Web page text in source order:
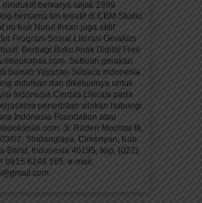
produktif berkarya sejak 1999
bersama tim kreatif di CBM Studio
ini Kak Nurul Ihsan juga aktif
Program Sosial Literasi Gerakan
Berbagi Buku Anak Digital Free
Sebuah gerakan
bawah Yayasan Sebaca Indonesia
didirikan dan diketuainya untuk
Indonesia Cerdas Literasi pada
penerbitan silakan hubungi
Indonesia Foundation atau
Jl. Raden Mochtar III,
02, Sindanglaya, Cimenyan, Kab.
Barat, Indonesia 40195, telp. (022)
0815 6148 165. e-mail: